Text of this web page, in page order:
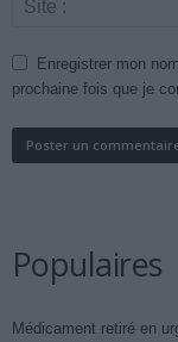
Enregistrer mon
prochaine fois que je
Populaires
Médicament retiré en